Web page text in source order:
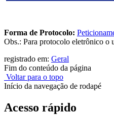
Forma de Protocolo:
Obs.: Para protocolo eletrônico o
registrado em: Geral
Fim do conteúdo da página
Voltar para o topo
Início da navegação de rodapé
Acesso rápido